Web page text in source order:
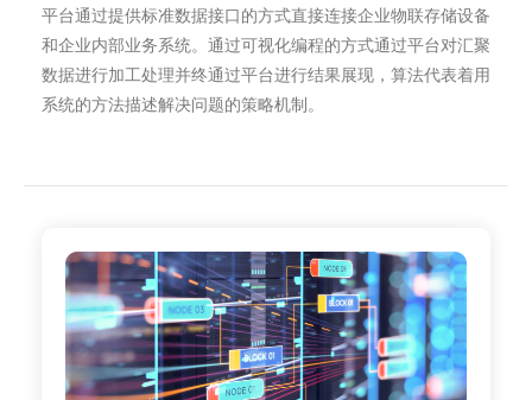
平台通过提供标准数据接口的方式直接连接企业物联存储设备
和企业内部业务系统。通过可视化编程的方式通过平台对汇聚
数据进行加工处理并终通过平台进行结果展现，算法代表着用
系统的方法描述解决问题的策略机制。